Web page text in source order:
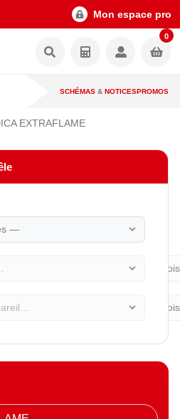
Mon espace pro
0
SCHÉMAS & NOTICESPROMOS
EXTRAFLAME
expand_more
expand_more
expand_more